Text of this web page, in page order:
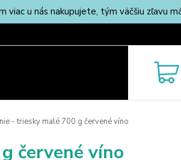
viac u nás nakupujete, tým väčšiu zľavu
- triesky malé 700 g červené víno
červené víno